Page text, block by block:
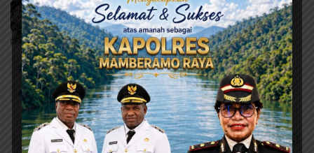
# Dana Desa
# Distrik Sentani Timur
# Kampung Nolokla